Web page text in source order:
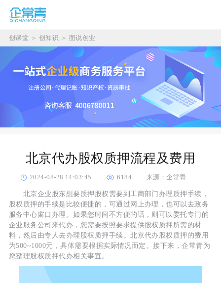
创课堂 ＞ 创知识 ＞ 图说创业
北京代办股权质押流程及费用
2024-08-28 14:03:45 6184 来源：企常青
北京企业股东想要质押股权需要到工商部门办理质押手续，
股权质押的手续是比较便捷的，可通过网上办理，也可以去政务
服务中心窗口办理。如果您时间不方便的话，则可以委托专门的
企业服务公司来代办，您需要按照要求提供股权质押所需的材
料，然后由专人去办理股权质押手续。北京代办股权质押的费用
为500~1000元，具体需要根据实际情况而定。接下来，企常青为
您整理股权质押代办相关事宜。